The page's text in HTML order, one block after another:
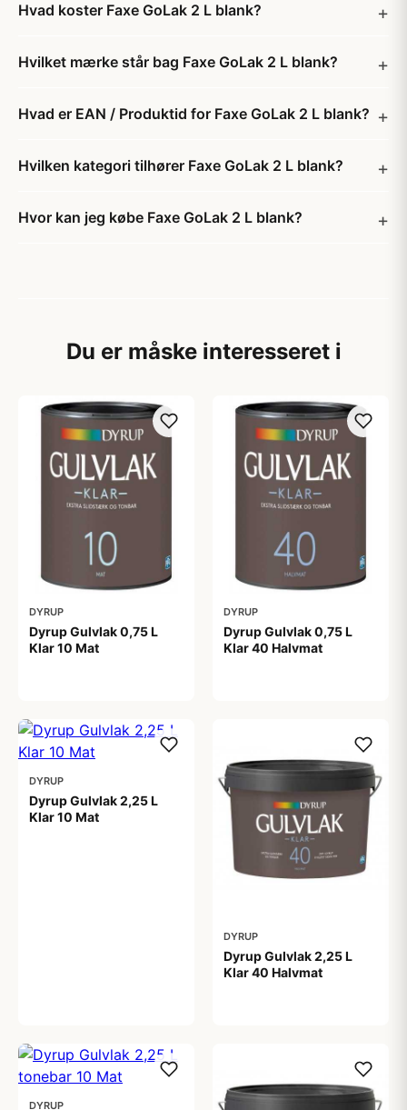
Hvad koster Faxe GoLak 2 L blank?
Hvilket mærke står bag Faxe GoLak 2 L blank?
Hvad er EAN / Produktid for Faxe GoLak 2 L blank?
Hvilken kategori tilhører Faxe GoLak 2 L blank?
Hvor kan jeg købe Faxe GoLak 2 L blank?
Du er måske interesseret i
DYRUP
Dyrup Gulvlak 0,75 L
Klar 10 Mat
DYRUP
Dyrup Gulvlak 0,75 L
Klar 40 Halvmat
DYRUP
Dyrup Gulvlak 2,25 L
Klar 10 Mat
DYRUP
Dyrup Gulvlak 2,25 L
Klar 40 Halvmat
DYRUP